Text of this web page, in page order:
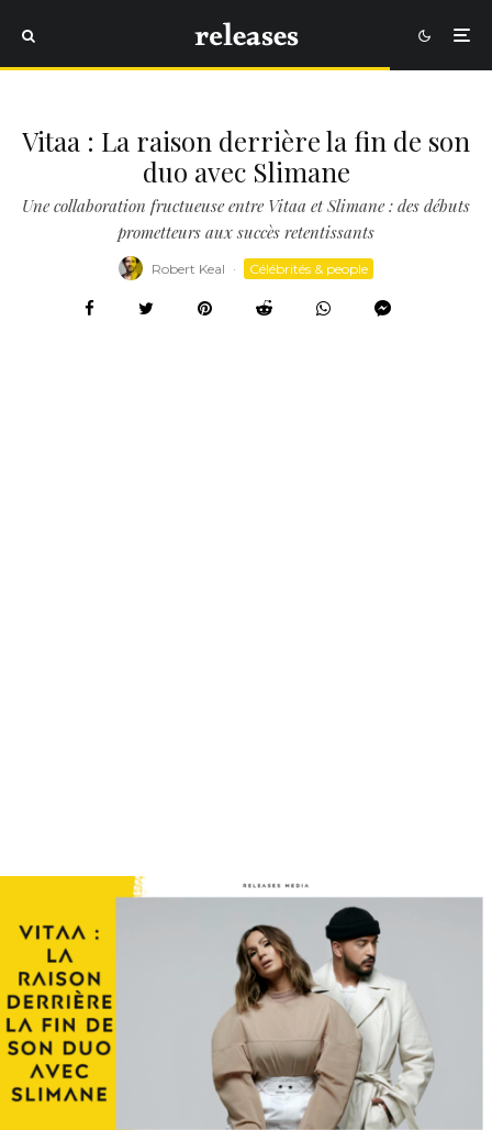
Vitaa : La raison derrière la fin de son
duo avec Slimane
Une collaboration fructueuse entre Vitaa et Slimane : des débuts
prometteurs aux succès retentissants
Robert Keal · Célébrités & people